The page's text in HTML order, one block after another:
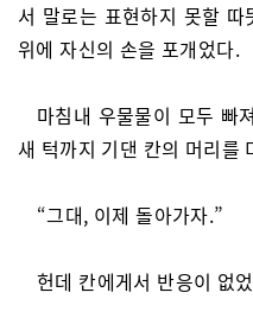
서 말로는 표현하지 못할
위에 자신의 손을 포개었다.
마침내 우물물이 모두 빠
새 턱까지 기댄 칸의 머리를
“그대, 이제 돌아가자.”
헌데 칸에게서 반응이 없